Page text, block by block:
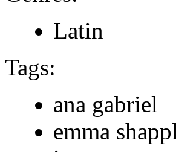
Latin
Tags:
ana gabriel
emma